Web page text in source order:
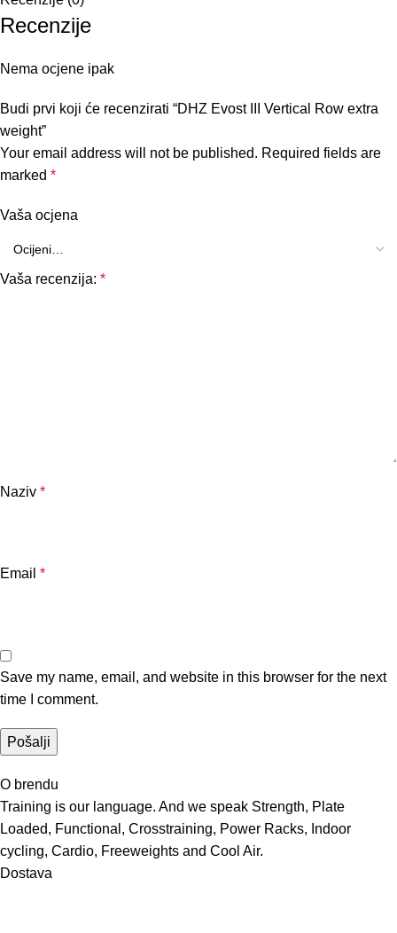
Recenzije
Nema ocjene ipak
Budi prvi koji će recenzirati “DHZ Evost III Vertical Row extra
weight”
Your email address will not be published. Required fields are
marked *
Vaša ocjena
Vaša recenzija: *
Naziv *
Email *
Save my name, email, and website in this browser for the next
time I comment.
O brendu
Training is our language. And we speak Strength, Plate
Loaded, Functional, Crosstraining, Power Racks, Indoor
cycling, Cardio, Freeweights and Cool Air.
Dostava